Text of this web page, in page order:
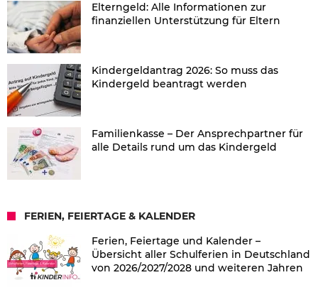
Elterngeld: Alle Informationen zur
finanziellen Unterstützung für Eltern
Kindergeldantrag 2026: So muss das
Kindergeld beantragt werden
Familienkasse – Der Ansprechpartner für
alle Details rund um das Kindergeld
FERIEN, FEIERTAGE & KALENDER
Ferien, Feiertage und Kalender –
Übersicht aller Schulferien in Deutschland
von 2026/2027/2028 und weiteren Jahren